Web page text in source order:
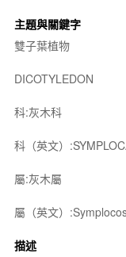
主題與關鍵字
雙子葉植物
DICOTYLEDON
科:灰木科
科（英文）
屬:灰木屬
屬（英文）
描述